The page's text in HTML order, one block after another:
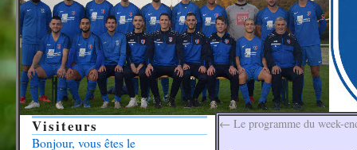
← Le programme du week-
Visiteurs
Bonjour, vous êtes le